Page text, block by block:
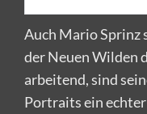
Auch Mario Sprinz
der Neuen Wilden
arbeitend, sind
Portraits ein